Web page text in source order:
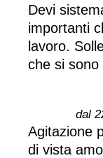
Devi
importanti
lavoro.
che si
dal
Agitazione
di vista